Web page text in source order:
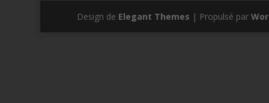
Design de Elegant Themes | Propulsé par